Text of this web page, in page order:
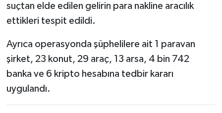
suçtan elde edilen gelirin para nakline aracılık
ettikleri tespit edildi.
Ayrıca operasyonda şüphelilere ait 1 paravan
şirket, 23 konut, 29 araç, 13 arsa, 4 bin 742
banka ve 6 kripto hesabına tedbir kararı
uygulandı.